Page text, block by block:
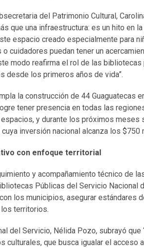
del Patrimonio Cultural,
que una infraestructura: es un hito en
espacio creado especialmente para
o cuidadores puedan tener un
modo reafirma el rol de las
desde los primeros años de vida”.
la construcción de 44
tener presencia en todas las
espacios, y durante los próximos
inversión nacional alcanza los $750
con enfoque territorial
y acompañamiento técnico de
Públicas del Servicio Nacional
los municipios, asegurar estándares
territorios.
del Servicio, Nélida Pozo, subrayó
culturales, que busca igualar el acceso